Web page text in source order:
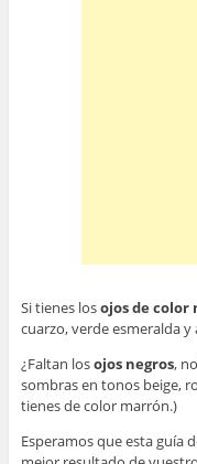
Si tienes losojos de color
cuarzo, verde esmeralda y
¿Faltan losojos negros,
sombras en tonos beige,
tienes de color marrón.)
Esperamos que esta guía